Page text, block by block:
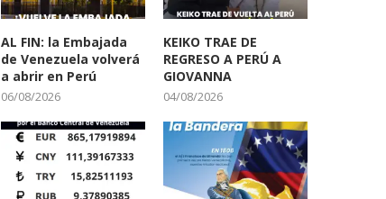
AL FIN: la Embajada
de Venezuela volverá
a abrir en Perú
06/08/2026
KEIKO TRAE DE
REGRESO A PERÚ A
GIOVANNA
04/08/2026